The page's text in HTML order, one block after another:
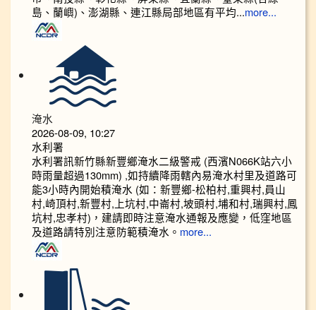
島、蘭嶼)、澎湖縣、連江縣局部地區有平均...more...
淹水
2026-08-09, 10:27
水利署
水利署訊新竹縣新豐鄉淹水二級警戒 (西濱N066K站六小
時雨量超過130mm) ,如持續降雨轄內易淹水村里及道路可
能3小時內開始積淹水 (如：新豐鄉-松柏村,重興村,員山
村,崎頂村,新豐村,上坑村,中崙村,坡頭村,埔和村,瑞興村,鳳
坑村,忠孝村)，建請即時注意淹水通報及應變，低窪地區
及道路請特別注意防範積淹水。 more...